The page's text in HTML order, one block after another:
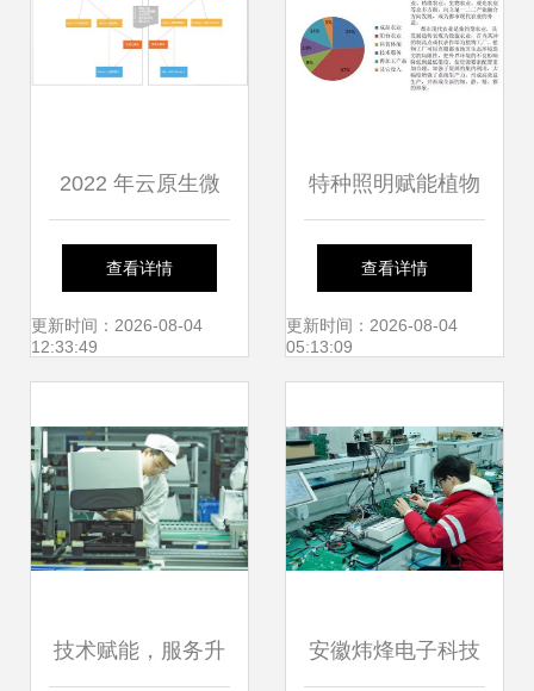
2022 年云原生微
服务技术趋势，看
这一篇就够了
查看详情
更新时间：2026-08-04
12:33:49
特种照明赋能植物
工厂 大数据与技术
服务引领农业新革
查看详情
更新时间：2026-08-04
05:13:09
技术赋能，服务升 安徽炜烽电子科技